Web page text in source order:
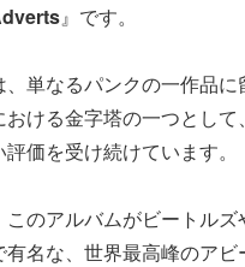
』です。
、単なるパンクの一作品に
ける金字塔の一つとして
価を受け続けています。
のアルバムがビートルズ
有名な、世界最高峰のアビ